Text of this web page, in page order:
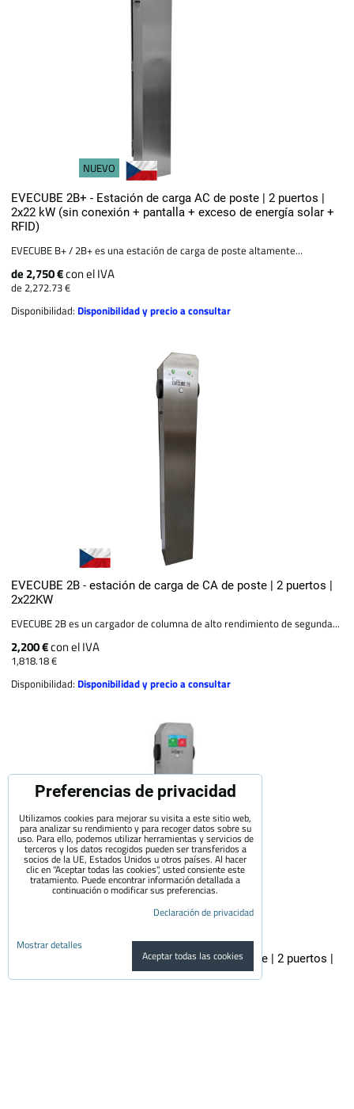
NUEVO
EVECUBE 2B+ - Estación de carga AC de poste | 2 puertos |
2x22 kW (sin conexión + pantalla + exceso de energía solar +
RFID)
EVECUBE B+ / 2B+ es una estación de carga de poste altamente...
de 2,750 €con el IVA
de 2,272.73 €
Disponibilidad: Disponibilidad y precio a consultar
EVECUBE 2B - estación de carga de CA de poste | 2 puertos |
2x22KW
EVECUBE 2B es un cargador de columna de alto rendimiento de segunda...
2,200 €con el IVA
1,818.18 €
Disponibilidad: Disponibilidad y precio a consultar
EVECUBE 2C - estación de carga de CA de poste | 2 puertos |
Preferencias de privacidad
Utilizamos cookies para mejorar su visita a este sitio web,
para analizar su rendimiento y para recoger datos sobre su
uso. Para ello, podemos utilizar herramientas y servicios de
terceros y los datos recogidos pueden ser transferidos a
socios de la UE, Estados Unidos u otros países. Al hacer
clic en "Aceptar todas las cookies", usted consiente este
tratamiento. Puede encontrar información detallada a
continuación o modificar sus preferencias.
Declaración de privacidad
Mostrar detalles
Aceptar todas las cookies